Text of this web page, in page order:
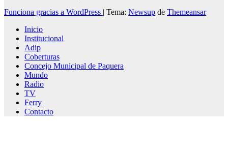
Funciona gracias a WordPress | Tema: Newsup de Themeansar
Inicio
Institucional
Adip
Coberturas
Concejo Municipal de Paquera
Mundo
Radio
TV
Ferry
Contacto